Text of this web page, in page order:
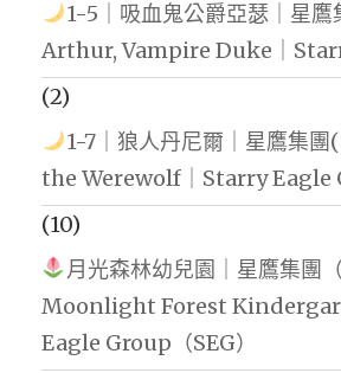
1-5｜吸血鬼公爵亞瑟｜星鷹
Arthur, Vampire Duke｜
(2)
1-7｜狼人丹尼爾｜星鷹集
the Werewolf｜Starry Eagle
(10)
月光森林幼兒園｜星鷹集團（
Moonlight Forest
Eagle Group（SEG）